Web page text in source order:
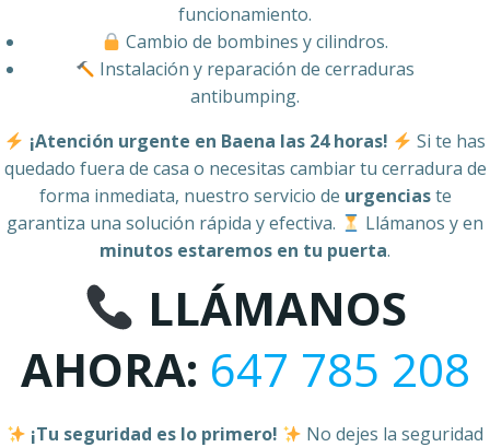
funcionamiento.
Cambio de bombines y cilindros.
Instalación y reparación de cerraduras
antibumping.
¡Atención urgente en Baena las 24 horas!
Si te has
quedado fuera de casa o necesitas cambiar tu cerradura de
forma inmediata, nuestro servicio de urgenciaste
garantiza una solución rápida y efectiva.
Llámanos y en
minutos estaremos en tu puerta.
LLÁMANOS
AHORA: 647 785 208
¡Tu seguridad es lo primero!
No dejes la seguridad